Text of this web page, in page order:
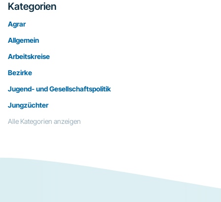
Kategorien
Agrar
Allgemein
Arbeitskreise
Bezirke
Jugend- und Gesellschaftspolitik
Jungzüchter
Alle Kategorien anzeigen